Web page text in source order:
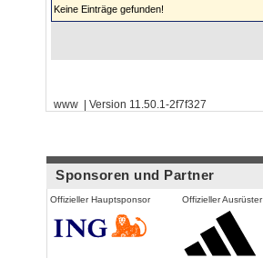
Keine Einträge gefunden!
www | Version 11.50.1-2f7f327
Sponsoren und Partner
Offizieller Hauptsponsor Offizieller Ausrüster